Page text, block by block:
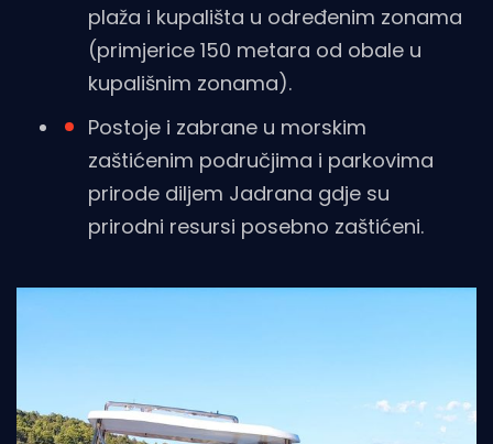
plaža i kupališta u određenim zonama
(primjerice 150 metara od obale u
kupališnim zonama).
Postoje i zabrane u morskim
zaštićenim područjima i parkovima
prirode diljem Jadrana gdje su
prirodni resursi posebno zaštićeni.